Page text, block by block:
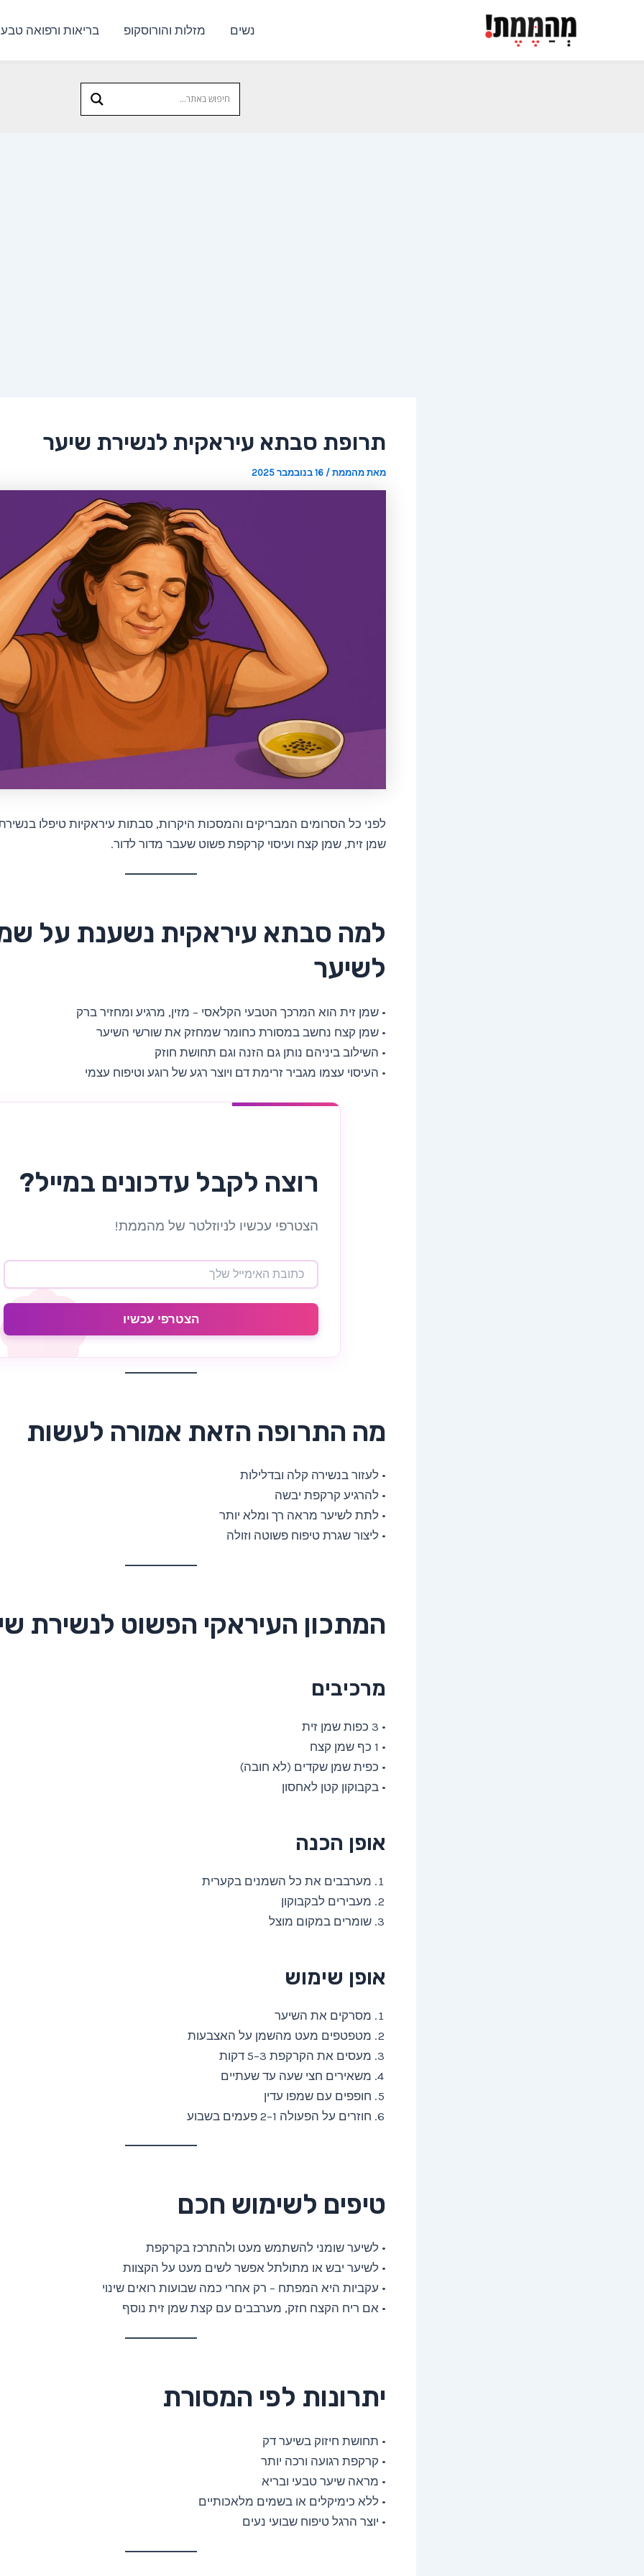
נשים מזלות והורוסקופ בריאות ורפואה
תרופת סבתא עיראקית לנשירת שיער
מאתמהממת/16 בנובמבר 2025
לפני כל הסרומים המבריקים והמסכות היקרות, סבתות עיראקיות טיפלו
שמן זית, שמן קצח ועיסוי קרקפת פשוט שעבר מדור לדור.
למה סבתא עיראקית נשענת על
לשיער
• שמן זית הוא המרכך הטבעי הקלאסי – מזין, מרגיע ומחזיר ברק
• שמן קצח נחשב במסורת כחומר שמחזק את שורשי השיער
• השילוב ביניהם נותן גם הזנה וגם תחושת חוזק
• העיסוי עצמו מגביר זרימת דם ויוצר רגע של רוגע וטיפוח עצמי
רוצה לקבל עדכונים במייל?
הצטרפי עכשיו לניוזלטר של מהממת!
הצטרפי עכשיו
מה התרופה הזאת אמורה לעשות
• לעזור בנשירה קלה ובדלילות
• להרגיע קרקפת יבשה
• לתת לשיער מראה רך ומלא יותר
• ליצור שגרת טיפוח פשוטה וזולה
המתכון העיראקי הפשוט לנשירת
מרכיבים
• 3 כפות שמן זית
• 1 כף שמן קצח
• כפית שמן שקדים (לא חובה)
• בקבוקון קטן לאחסון
אופן הכנה
מערבבים את כל השמנים בקערית
מעבירים לבקבוקון
שומרים במקום מוצל
אופן שימוש
מסרקים את השיער
מטפטפים מעט מהשמן על האצבעות
מעסים את הקרקפת 3–5 דקות
משאירים חצי שעה עד שעתיים
חופפים עם שמפו עדין
חוזרים על הפעולה 1–2 פעמים בשבוע
טיפים לשימוש חכם
• לשיער שומני להשתמש מעט ולהתרכז בקרקפת
• לשיער יבש או מתולתל אפשר לשים מעט על הקצוות
• עקביות היא המפתח – רק אחרי כמה שבועות רואים שינוי
• אם ריח הקצח חזק, מערבבים עם קצת שמן זית נוסף
יתרונות לפי המסורת
• תחושת חיזוק בשיער דק
• קרקפת רגועה ורכה יותר
• מראה שיער טבעי ובריא
• ללא כימיקלים או בשמים מלאכותיים
• יוצר הרגל טיפוח שבועי נעים